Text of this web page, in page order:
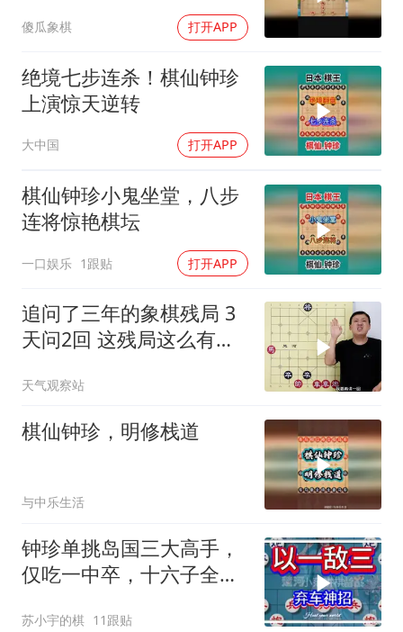
傻瓜象棋 打开APP
绝境七步连杀！棋仙钟珍
上演惊天逆转
大中国 打开APP
棋仙钟珍小鬼坐堂，八步
连将惊艳棋坛
一口娱乐 1跟贴 打开APP
追问了三年的象棋残局 3
天问2回 这残局这么有魔
天气观察站
棋仙钟珍，明修栈道
与中乐生活
钟珍单挑岛国三大高手，
仅吃一中卒，十六子全在
苏小宇的棋 11跟贴